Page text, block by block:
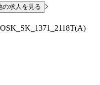
の求人を見る